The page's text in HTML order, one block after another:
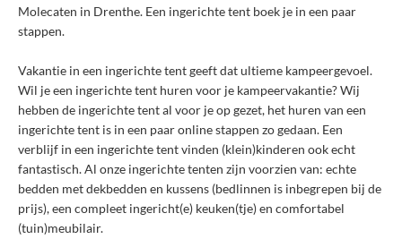
Molecaten in Drenthe. Een ingerichte tent boek je in een paar
stappen.
Vakantie in een ingerichte tent geeft dat ultieme kampeergevoel.
Wil je een ingerichte tent huren voor je kampeervakantie? Wij
hebben de ingerichte tent al voor je op gezet, het huren van een
ingerichte tent is in een paar online stappen zo gedaan. Een
verblijf in een ingerichte tent vinden (klein)kinderen ook echt
fantastisch. Al onze ingerichte tenten zijn voorzien van: echte
bedden met dekbedden en kussens (bedlinnen is inbegrepen bij de
prijs), een compleet ingericht(e) keuken(tje) en comfortabel
(tuin)meubilair.